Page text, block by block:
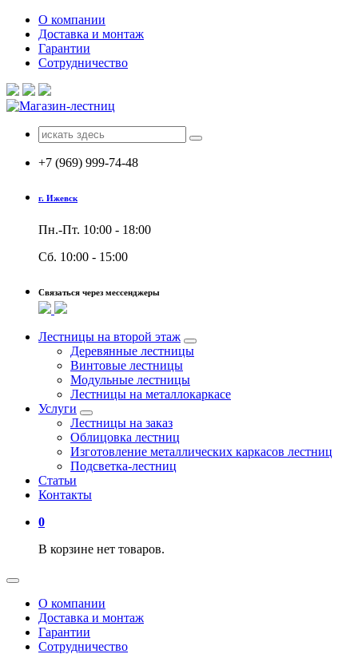
Перейти
содержимому
О компании
Доставка и монтаж
Гарантии
Сотрудничество
Поиск
для:
+7 (969) 999-74-48
г. Ижевск
Пн.-Пт. 10:00 - 18:00
Сб. 10:00 - 15:00
Связаться через мессенджеры
Лестницы на второй этаж
Деревянные лестницы
Винтовые лестницы
Модульные лестницы
Лестницы на металлокаркасе
Услуги
Лестницы на заказ
Облицовка лестниц
Изготовление металлических каркасов лестниц
Подсветка-лестниц
Статьи
Контакты
0
В корзине нет товаров.
О компании
Доставка и монтаж
Гарантии
Сотрудничество